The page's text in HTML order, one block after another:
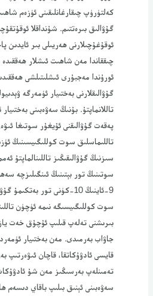
كەلتۈرۈپ چىقارغانلىقىنى ئۈزەم
گۇۋالىق بىرەتتىم. شۇنداقلا
ئوقۇغۇچىلارنى ھەريىلى بىر ئايدىن
چىققاندا مەن شاھىت ئىشلار
ئورۇندا مەجبۇرى ئىشلىتىلشى
گۇۋالىقلارنى بەختىيار ئۈمەرگە
تاللانماپتۇ. بۇنىڭ سەۋەبىنى
پەقەت گۇۋالىقنى ئۇيغۇر سوتىغا
تاللىماسلىق سوت كوللىگىيسىنىڭ
سوتىنىڭ تور بېتىنىڭ ئىنگىلىزچە
9-ئاينىڭ 10-كۈنى تور
سوت كوللىگىيسىگە نىمە ئۈچۈن
بىرىشنى تەلەپ قىلىپ ئۇچۇق خەت
جاۋاب بەرمىدى. مەن بەختىيار
قايسى ئادۋۇكاتقا، قاچان ئىۋەرتىپ
تەمىنلەپ بەرسىڭىز مەن شۇ
سەۋەبىنى ئېنىق بىلىپ باقاي دىسەم